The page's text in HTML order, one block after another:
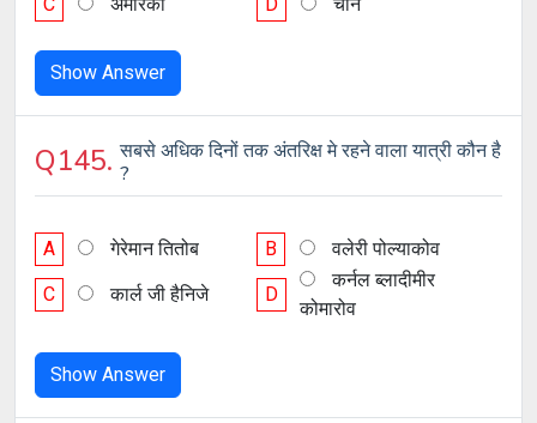
Show Answer
Q145. सबसे अधिक दिनों तक अंतरिक्ष मे रहने वाला यात्री कौन है
?
A गेरेमान तितोब B
वलेरी पोल्याकोव
C
कार्ल जी हैनिजे D
कर्नल ब्लादीमीर
कोमारोव
Show Answer